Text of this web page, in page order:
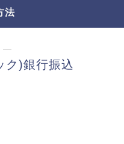
法
―
ク)銀行振込